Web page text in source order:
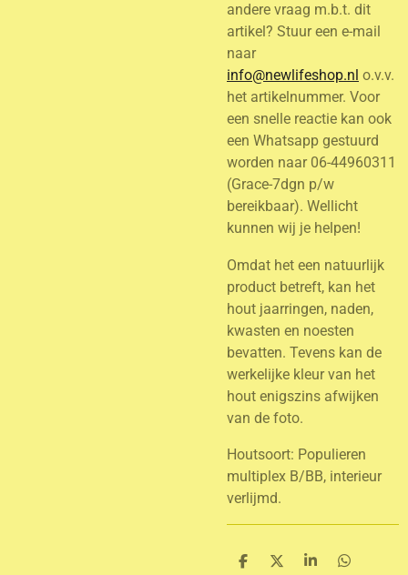
andere vraag m.b.t. dit
artikel? Stuur een e-mail
naar
info@newlifeshop.nl o.v.v.
het artikelnummer. Voor
een snelle reactie kan ook
een Whatsapp gestuurd
worden naar 06-44960311
(Grace-7dgn p/w
bereikbaar). Wellicht
kunnen wij je helpen!
Omdat het een natuurlijk
product betreft, kan het
hout jaarringen, naden,
kwasten en noesten
bevatten. Tevens kan de
werkelijke kleur van het
hout enigszins afwijken
van de foto.
Houtsoort: Populieren
multiplex B/BB, interieur
verlijmd.
D
D
S
D